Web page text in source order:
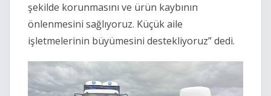
şekilde korunmasını ve ürün kaybının
önlenmesini sağlıyoruz. Küçük aile
işletmelerinin büyümesini destekliyoruz” dedi.